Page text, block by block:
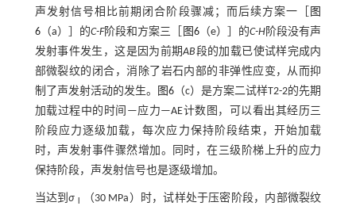
声发射信号相比前期闭合阶段骤减；而后续方案一［
图
6（a）］的C-F阶段和方案三［ 图6（e）］的C-H阶段没有声
发射事件发生，这是因为前期AB段的加载已使试样完成内
部微裂纹的闭合，消除了岩石内部的非弹性应变，从而抑
制了声发射活动的发生。
图6 （c）是方案二试样T2-2的先期
加载过程中的时间—应力—AE计数图，可以看出其经历三
阶段应力逐级加载，每次应力保持阶段结束，开始加载
时，声发射事件骤然增加。同时，在三级阶梯上升的应力
保持阶段，声发射信号也是逐级增加。
当达到σ
（30 MPa）时，试样处于压密阶段，内部微裂纹